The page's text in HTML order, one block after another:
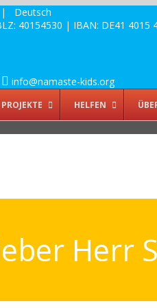
|
Deutsch
40154530 | IBAN: DE41
info@namaste-kids.org
PROJEKTE HELFEN
Herr